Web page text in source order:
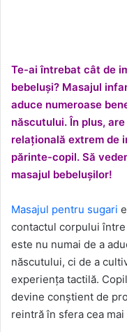
Te-ai întrebat cât de
bebeluși? Masajul
aduce numeroase
născutului. În plus,
relațională extrem de
părinte-copil. Să
masajul bebelușilor!
Masajul pentru sugari
contactul corpului
este nu numai de a
născutului, ci de a
experiența tactilă.
devine conștient de
reintră în sfera cea